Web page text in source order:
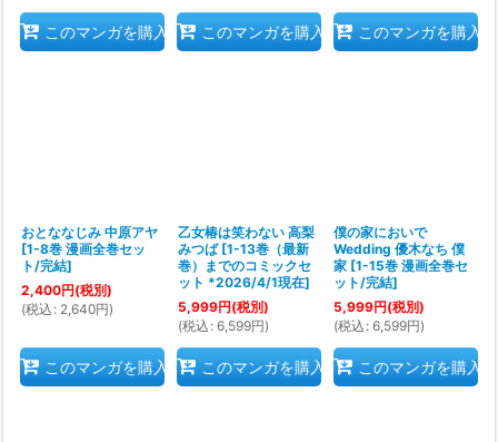
このマンガを購入 このマンガを購入 このマンガを購入
おとななじみ 中原アヤ
[1-8巻 漫画全巻セッ
ト/完結]
2,400円(税別)
(税込 : 2,640円)
このマンガを購入
乙女椿は笑わない 高梨
みつば [1-13巻（最新
巻）までのコミックセ
ット *2026/4/1現在]
5,999円(税別)
(税込 : 6,599円)
このマンガを購入
僕の家においで
Wedding 優木なち 僕
家 [1-15巻 漫画全巻セ
ット/完結]
5,999円(税別)
(税込 : 6,599円)
このマンガを購入